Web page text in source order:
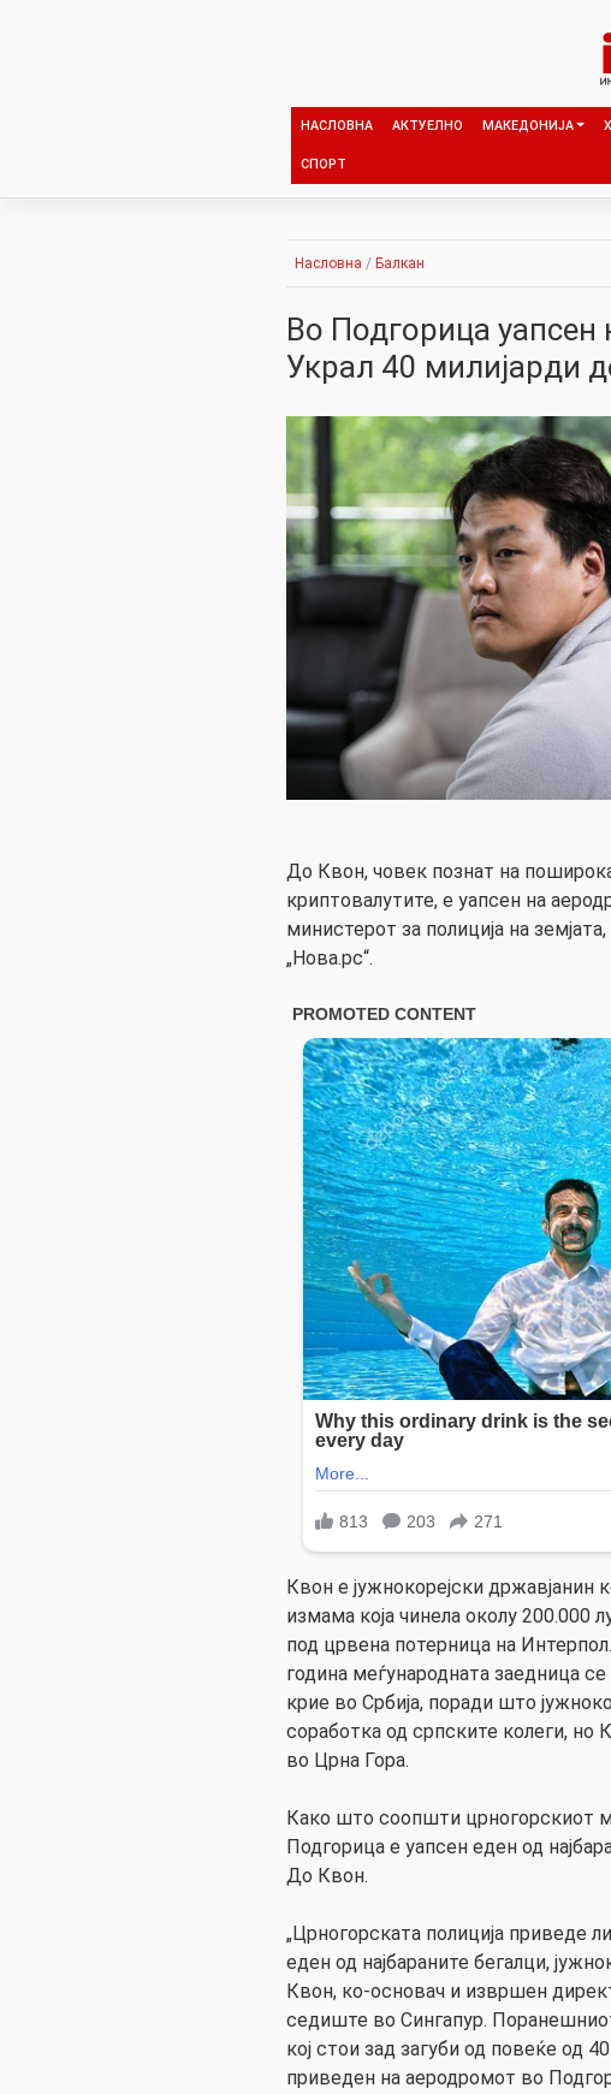
НАСЛОВНА АКТУЕЛНО МАКЕДОНИЈА
СПОРТ
Насловна / Балкан
Во Подгорица уапсен
Украл 40 милијарди
До Квон, човек познат на
криптовалутите, е уапсен на
министерот за полиција на
„Нова.рс“.
Квон е јужнокорејски државјанин
измама која чинела околу 200.000
под црвена потерница на
година меѓународната заедница
крие во Србија, поради што
соработка од српските колеги, но
во Црна Гора.
Како што соопшти црногорскиот
Подгорица е уапсен еден од
До Квон.
„Црногорската полиција приведе
еден од најбараните бегалци,
Квон, ко-основач и извршен
седиште во Сингапур.
кој стои зад загуби од повеќе од
приведен на аеродромот во